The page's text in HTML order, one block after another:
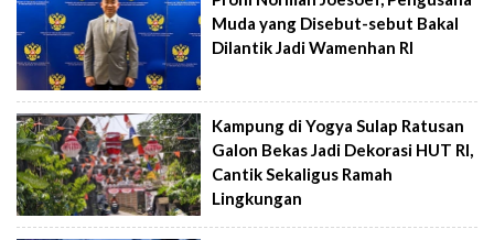
Muda yang Disebut-sebut Bakal
Dilantik Jadi Wamenhan RI
Kampung di Yogya Sulap Ratusan
Galon Bekas Jadi Dekorasi HUT RI,
Cantik Sekaligus Ramah
Lingkungan